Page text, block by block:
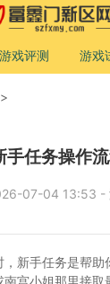
游戏评测 游戏
>
手任务操作
07-04 13:53 -
新手任务是帮助
宫小姐那里接取